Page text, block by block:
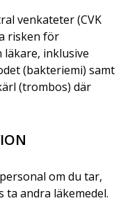
venkateter (CVK
risken för
inklusive
(bakteriemi) samt
(trombos) där
om du tar,
andra läkemedel.